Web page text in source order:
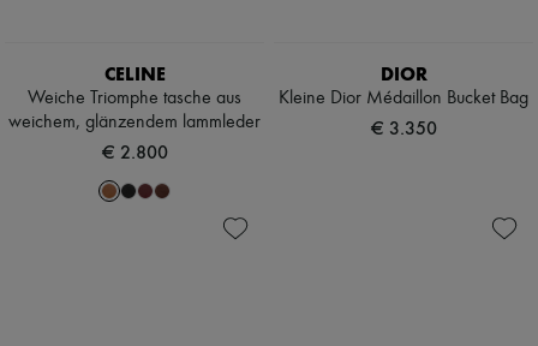
CELINE
Weiche Triomphe tasche aus
weichem, glänzendem lammleder
€ 2.800
DIOR
Kleine Dior Médaillon Bucket Bag
€ 3.350